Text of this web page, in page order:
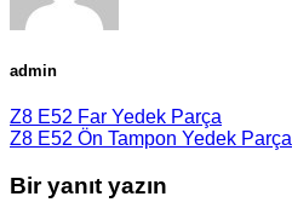
admin
Z8 E52 Far Yedek Parça
Z8 E52 Ön Tampon Yedek Parça
Bir yanıt yazın